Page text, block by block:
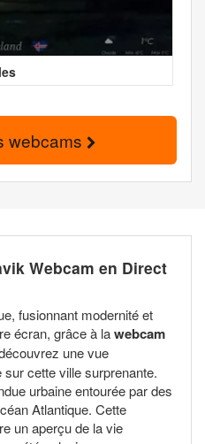
webcams
Webcam en Direct
fusionnant modernité et
écran, grâce à lawebcam
une vue
cette ville surprenante.
urbaine entourée par des
Atlantique. Cette
un aperçu de la vie